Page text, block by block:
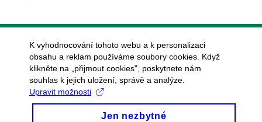
K vyhodnocování tohoto webu a k personalizaci
obsahu a reklam používáme soubory cookies. Když
klikněte na „přijmout cookies", poskytnete nám
souhlas k jejich uložení, správě a analýze.
Upravit možnosti
Jen nezbytné